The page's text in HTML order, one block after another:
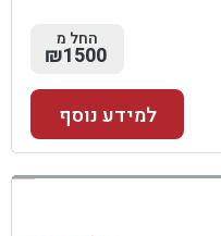
החל מ
₪1500
למידע נוסף